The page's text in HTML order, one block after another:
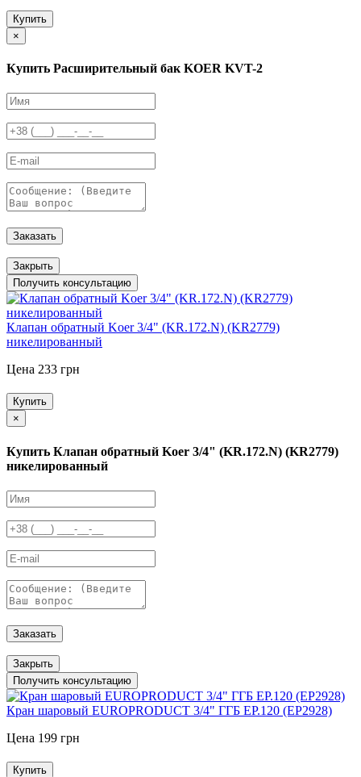
Купить
×
Купить Расширительный бак KOER KVT-2
Заказать
Закрыть
Получить консультацию
Клапан обратный Koer 3/4" (KR.172.N) (KR2779)
никелированный
Цена 233 грн
Купить
×
Купить Клапан обратный Koer 3/4" (KR.172.N) (KR2779)
никелированный
Заказать
Закрыть
Получить консультацию
Кран шаровый EUROPRODUCT 3/4" ГГБ EP.120 (EP2928)
Цена 199 грн
Купить